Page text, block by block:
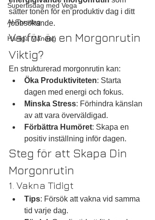
Supertisdag med Vega
AI-Torsdag
Härliga Måndag
sätter tonen för en produktiv dag i ditt
jobbsökande.
Varför är en Morgonrutin
Viktig?
En strukturerad morgonrutin kan:
Öka Produktiviteten: Starta
dagen med energi och fokus.
Minska Stress: Förhindra känslan
av att vara överväldigad.
Förbättra Humöret: Skapa en
positiv inställning inför dagen.
Steg för att Skapa Din
Morgonrutin
1. Vakna Tidigt
Tips: Försök att vakna vid samma
tid varje dag.